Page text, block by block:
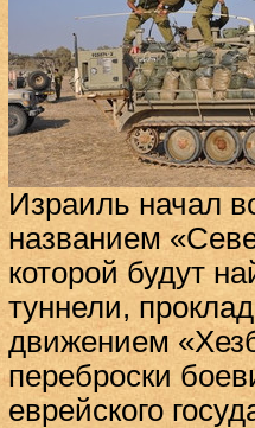
Израиль начал
названием
которой будут
туннели,
движением
переброски
еврейского